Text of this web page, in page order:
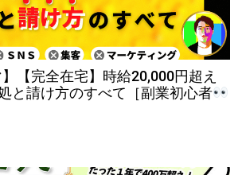
】【完全在宅】時給20,000円超え
と請け方のすべて［副業初心者